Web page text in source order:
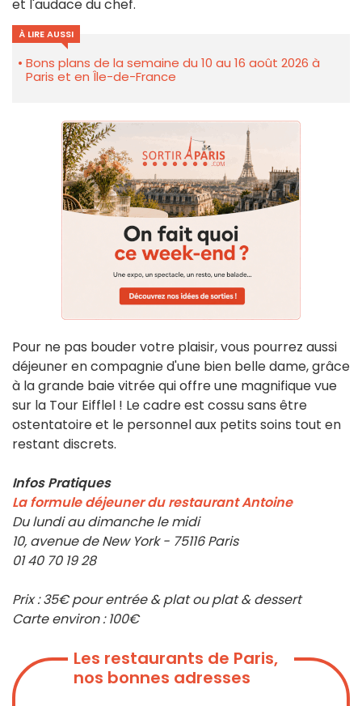
et l'audace du chef.
À LIRE AUSSI
Bons plans de la semaine du 10 au 16 août 2026 à
Paris et en Île-de-France
Pour ne pas bouder votre plaisir, vous pourrez aussi
déjeuner en compagnie d'une bien belle dame, grâce
à la grande baie vitrée qui offre une magnifique vue
sur la Tour Eifflel ! Le cadre est cossu sans être
ostentatoire et le personnel aux petits soins tout en
restant discrets.
Infos Pratiques
La formule déjeuner du restaurant Antoine
Du lundi au dimanche le midi
10, avenue de New York - 75116 Paris
01 40 70 19 28
Prix : 35€ pour entrée & plat ou plat & dessert
Carte environ : 100€
Les restaurants de Paris,
nos bonnes adresses